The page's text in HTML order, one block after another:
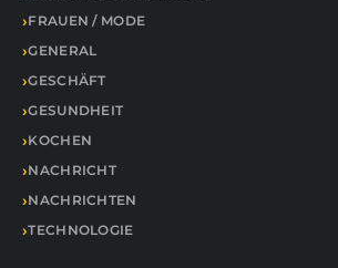
FRAUEN / MODE
GENERAL
GESCHÄFT
GESUNDHEIT
KOCHEN
NACHRICHT
NACHRICHTEN
TECHNOLOGIE